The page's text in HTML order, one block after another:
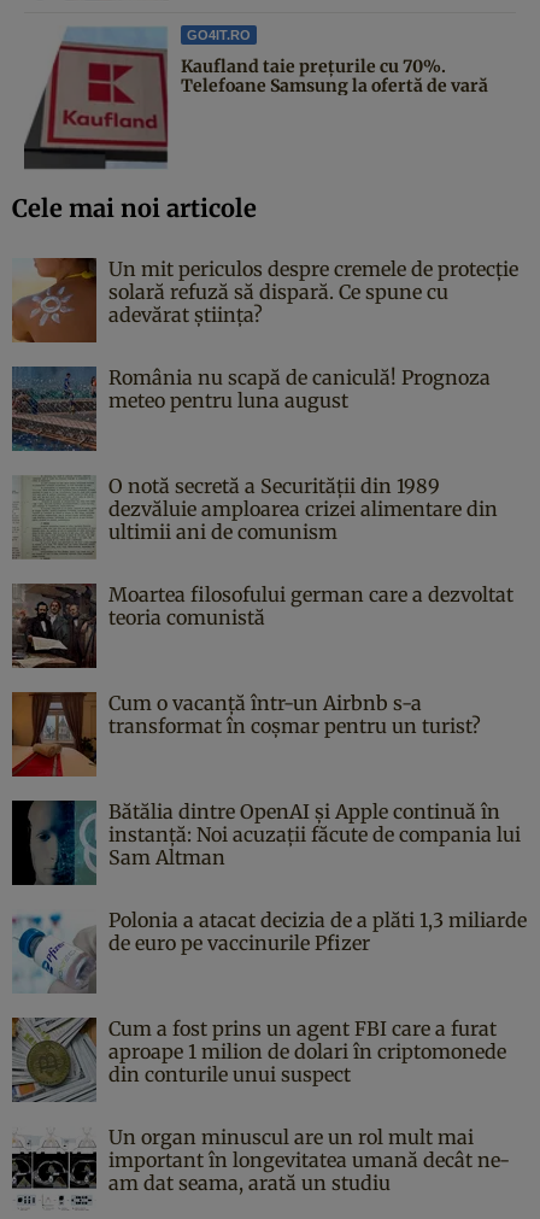
GO4IT.RO
Kaufland taie prețurile cu 70%.
Telefoane Samsung la ofertă de vară
Cele mai noi articole
Un mit periculos despre cremele de protecție
solară refuză să dispară. Ce spune cu
adevărat știința?
România nu scapă de caniculă! Prognoza
meteo pentru luna august
O notă secretă a Securității din 1989
dezvăluie amploarea crizei alimentare din
ultimii ani de comunism
Moartea filosofului german care a dezvoltat
teoria comunistă
Cum o vacanță într-un Airbnb s-a
transformat în coșmar pentru un turist?
Bătălia dintre OpenAI și Apple continuă în
instanță: Noi acuzații făcute de compania lui
Sam Altman
Polonia a atacat decizia de a plăti 1,3 miliarde
de euro pe vaccinurile Pfizer
Cum a fost prins un agent FBI care a furat
aproape 1 milion de dolari în criptomonede
din conturile unui suspect
Un organ minuscul are un rol mult mai
important în longevitatea umană decât ne-
am dat seama, arată un studiu